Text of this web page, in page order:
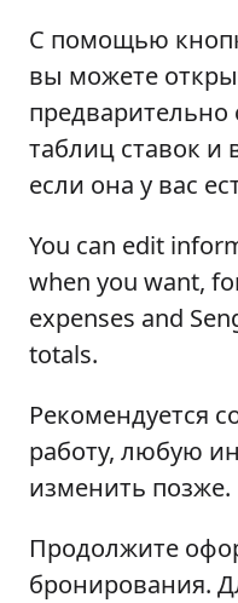
С помощью
вы можете
таблиц ставок и
если она у вас
You can edit
when you want,
expenses and
totals.
Рекомендуется
работу, любую
изменить позже.
Продолжите
бронирования.